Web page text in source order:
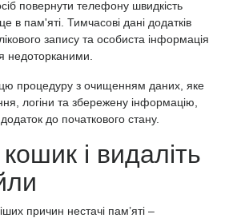
повернути телефону швидкість
в пам'яті. Тимчасові дані додатків
запису та особиста інформація
недоторканими.
процедуру з очищенням даних, яке
логіни та збережену інформацію,
до початкового стану.
і видаліть
причин нестачі пам’яті –